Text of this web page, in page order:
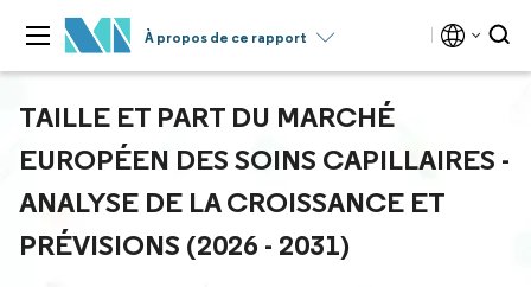
À propos de ce rapport
TAILLE ET PART DU MARCHÉ
EUROPÉEN DES SOINS CAPILLAIRES -
ANALYSE DE LA CROISSANCE ET
PRÉVISIONS (2026 - 2031)